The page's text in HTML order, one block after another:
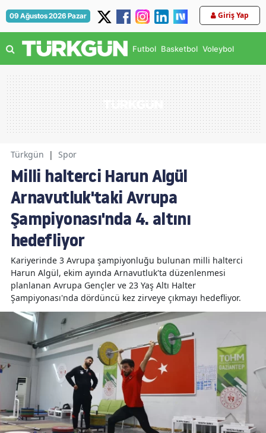
09 Ağustos 2026 Pazar Giriş Yap
Futbol Basketbol Voleybol
Türkgün | Spor
Milli halterci Harun Algül
Arnavutluk'taki Avrupa
Şampiyonası'nda 4. altını
hedefliyor
Kariyerinde 3 Avrupa şampiyonluğu bulunan milli halterci
Harun Algül, ekim ayında Arnavutluk'ta düzenlenmesi
planlanan Avrupa Gençler ve 23 Yaş Altı Halter
Şampiyonası'nda dördüncü kez zirveye çıkmayı hedefliyor.